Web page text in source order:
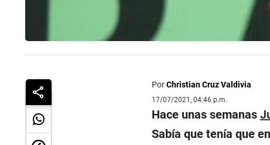
PorChristian Cruz Valdivia
17/07/2021, 04:46 p.m.
Hace unas semanas
Sabía que tenía que